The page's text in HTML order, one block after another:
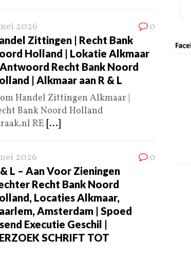
2026 0
Zittingen | Recht Bank
Holland | Lokatie Alkmaar
Recht Bank Noord
| Alkmaar aan R & L
Handel Zittingen Alkmaar |
Bank Noord Holland
RE [...]
2026 0
L – Aan Voor Zieningen
Recht Bank Noord
Locaties Alkmaar,
Amsterdam | Spoed
Executie Geschil |
SCHRIFT TOT